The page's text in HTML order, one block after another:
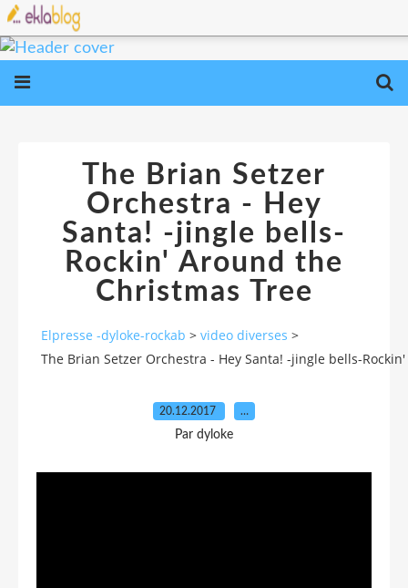
The Brian Setzer
Orchestra - Hey
Santa! -jingle bells-
Rockin' Around the
Christmas Tree
Elpresse -dyloke-rockab > video diverses >
The Brian Setzer Orchestra - Hey Santa! -jingle bells-
20.12.2017 …
Par dyloke